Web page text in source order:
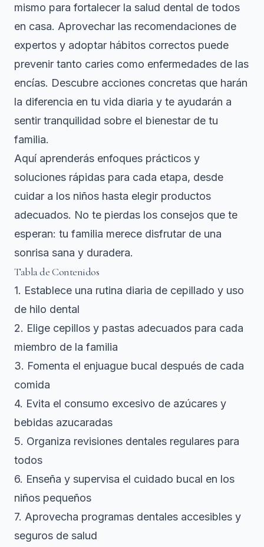
mismo para fortalecer la salud dental de todos
en casa. Aprovechar las recomendaciones de
expertos y adoptar hábitos correctos puede
prevenir tanto caries como enfermedades de las
encías. Descubre acciones concretas que harán
la diferencia en tu vida diaria y te ayudarán a
sentir tranquilidad sobre el bienestar de tu
familia.
Aquí aprenderás enfoques prácticos y
soluciones rápidas para cada etapa, desde
cuidar a los niños hasta elegir productos
adecuados. No te pierdas los consejos que te
esperan: tu familia merece disfrutar de una
sonrisa sana y duradera.
Tabla de Contenidos
1. Establece una rutina diaria de cepillado y uso
de hilo dental
2. Elige cepillos y pastas adecuados para cada
miembro de la familia
3. Fomenta el enjuague bucal después de cada
comida
4. Evita el consumo excesivo de azúcares y
bebidas azucaradas
5. Organiza revisiones dentales regulares para
todos
6. Enseña y supervisa el cuidado bucal en los
niños pequeños
7. Aprovecha programas dentales accesibles y
seguros de salud